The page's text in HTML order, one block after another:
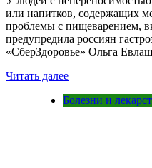
или напитков, содержащих
проблемы с пищеварением,
предупредила россиян
«СберЗдоровье» Ольга
Читать далее
Болезни и